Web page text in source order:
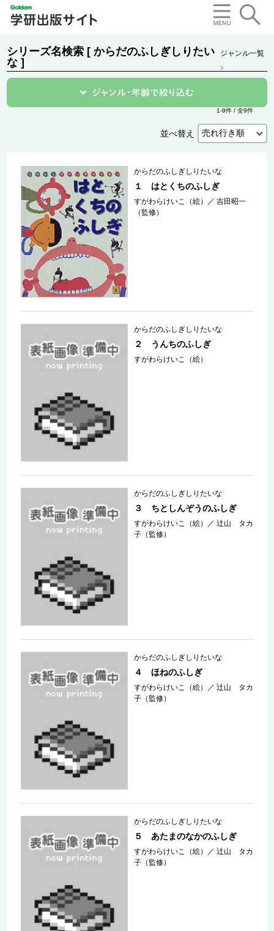
シリーズ名検索 [ からだのふしぎしりたい
な ]
ジャンル一覧
1-9件 / 全9件
並べ替え
からだのふしぎしりたいな
１ はとくちのふしぎ
すがわらけいこ（絵） ／吉田昭一
（監修）
からだのふしぎしりたいな
２ うんちのふしぎ
すがわらけいこ（絵）
からだのふしぎしりたいな
３ ちとしんぞうのふしぎ
すがわらけいこ（絵） ／辻山 タカ
子（監修）
からだのふしぎしりたいな
４ ほねのふしぎ
すがわらけいこ（絵） ／辻山 タカ
子（監修）
からだのふしぎしりたいな
５ あたまのなかのふしぎ
すがわらけいこ（絵） ／辻山 タカ
子（監修）